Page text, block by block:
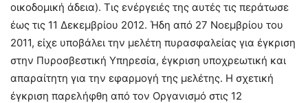
οικοδομική άδεια). Τις ενέργειές της αυτές τις περάτωσε
έως τις 11 Δεκεμβρίου 2012. Ήδη από 27 Νοεμβρίου του
2011, είχε υποβάλει την μελέτη πυρασφαλείας για έγκριση
στην Πυροσβεστική Υπηρεσία, έγκριση υποχρεωτική και
απαραίτητη για την εφαρμογή της μελέτης. Η σχετική
έγκριση παρελήφθη από τον Οργανισμό στις 12